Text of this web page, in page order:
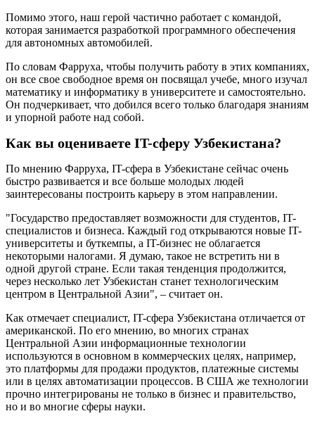
Помимо этого, наш герой частично работает с командой,
которая занимается разработкой программного обеспечения
для автономных автомобилей.
По словам Фарруха, чтобы получить работу в этих компаниях,
он все свое свободное время он посвящал учебе, много изучал
математику и информатику в университете и самостоятельно.
Он подчеркивает, что добился всего только благодаря знаниям
и упорной работе над собой.
Как вы оцениваете IT-сферу Узбекистана?
По мнению Фарруха, IT-сфера в Узбекистане сейчас очень
быстро развивается и все больше молодых людей
заинтересованы построить карьеру в этом направлении.
"Государство предоставляет возможности для студентов, IT-
специалистов и бизнеса. Каждый год открываются новые IT-
университеты и буткемпы, а IT-бизнес не облагается
некоторыми налогами. Я думаю, такое не встретить ни в
одной другой стране. Если такая тенденция продолжится,
через несколько лет Узбекистан станет технологическим
центром в Центральной Азии", – считает он.
Как отмечает специалист, IT-сфера Узбекистана отличается от
американской. По его мнению, во многих странах
Центральной Азии информационные технологии
используются в основном в коммерческих целях, например,
это платформы для продажи продуктов, платежные системы
или в целях автоматизации процессов. В США же технологии
прочно интегрированы не только в бизнес и правительство,
но и во многие сферы науки.